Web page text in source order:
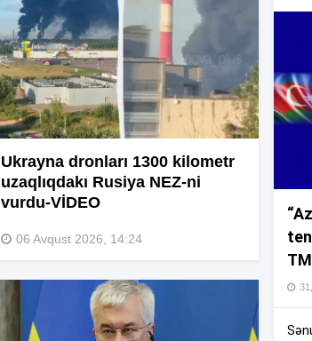
Ukrayna dronları 1300 kilometr
uzaqlıqdakı Rusiya NEZ-ni
vurdu-VİDEO
06 Avqust 2026, 14:24